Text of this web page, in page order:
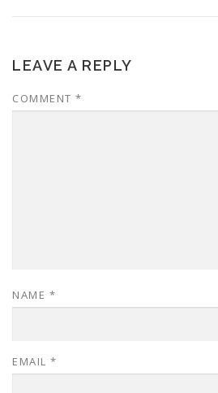
LEAVE A REPLY
COMMENT *
NAME *
EMAIL *